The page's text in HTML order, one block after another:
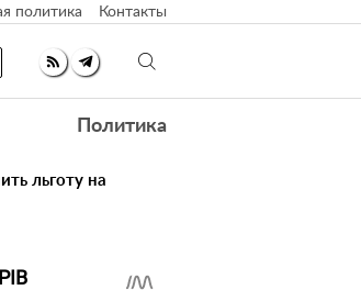
политика Контакты
Политика
льготу на